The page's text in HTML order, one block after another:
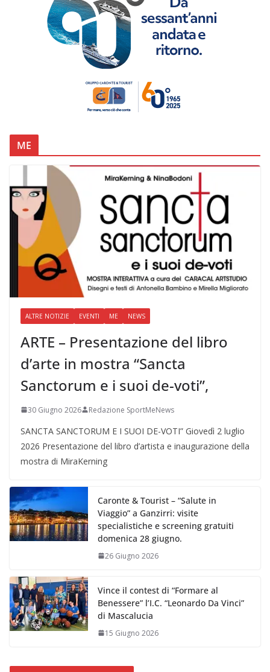
ME
ALTRE NOTIZIE EVENTI ME NEWS
ARTE – Presentazione del libro
d’arte in mostra “Sancta
Sanctorum e i suoi de-voti”,
30 Giugno 2026 Redazione SportMeNews
SANCTA SANCTORUM E I SUOI DE-VOTI” Giovedì 2 luglio
2026 Presentazione del libro d’artista e inaugurazione della
mostra di MiraKerning
Caronte & Tourist – “Salute in
Viaggio” a Ganzirri: visite
specialistiche e screening gratuiti
domenica 28 giugno.
26 Giugno 2026
Vince il contest di “Formare al
Benessere” l’I.C. “Leonardo Da Vinci”
di Mascalucia
15 Giugno 2026